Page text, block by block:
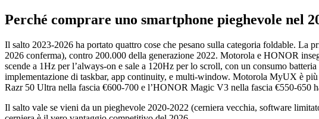
Perché comprare uno smartphone pieghevole nel
Il salto 2023-2026 ha portato quattro cose che pesano sulla categoria foldable. La
2026 conferma), contro 200.000 della generazione 2022. Motorola e HONOR
scende a 1Hz per l’always-on e sale a 120Hz per lo scroll, con un consumo
implementazione di taskbar, app continuity, e multi-window. Motorola MyUX è
Razr 50 Ultra nella fascia €600-700 e l’HONOR Magic V3 nella fascia €550-650
Il salto vale se vieni da un pieghevole 2020-2022 (cerniera vecchia, software